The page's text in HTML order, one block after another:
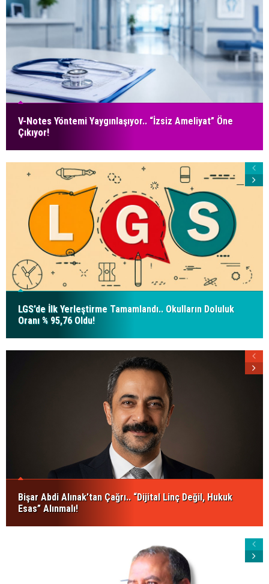
V-Notes Yöntemi Yaygınlaşıyor.. “İzsiz Ameliyat” Öne
Çıkıyor!
LGS’de İlk Yerleştirme Tamamlandı.. Okulların Doluluk
Oranı % 95,76 Oldu!
Bişar Abdi Alınak’tan Çağrı.. “Dijital Linç Değil, Hukuk
Esas” Alınmalı!